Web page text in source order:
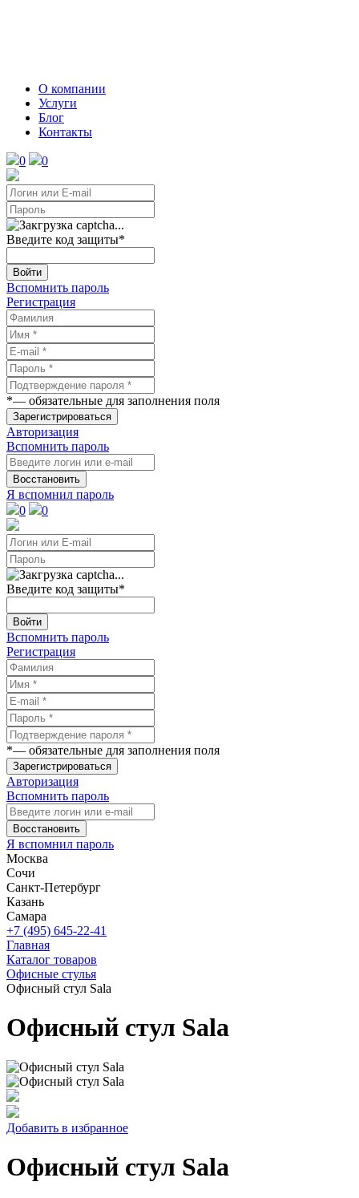
О компании
Услуги
Блог
Контакты
0 0
Введите код защиты*
Войти
Вспомнить пароль
Регистрация
*— обязательные для заполнения поля
Зарегистрироваться
Авторизация
Вспомнить пароль
Восстановить
Я вспомнил пароль
0
0
Введите код защиты*
Войти
Вспомнить пароль
Регистрация
*— обязательные для заполнения поля
Зарегистрироваться
Авторизация
Вспомнить пароль
Восстановить
Я вспомнил пароль
Москва
Сочи
Санкт-Петербург
Казань
Самара
+7 (495) 645-22-41
Главная
Каталог товаров
Офисные стулья
Офисный стул Sala
Офисный стул Sala
Добавить в избранное
Офисный стул Sala